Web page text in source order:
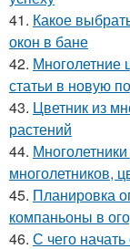
41. Какое
окон в бане
42. Многолетние
статьи в новую
43. Цветник из
растений
44.
многолетников,
45. Планировка
компаньоны в
46. С чего